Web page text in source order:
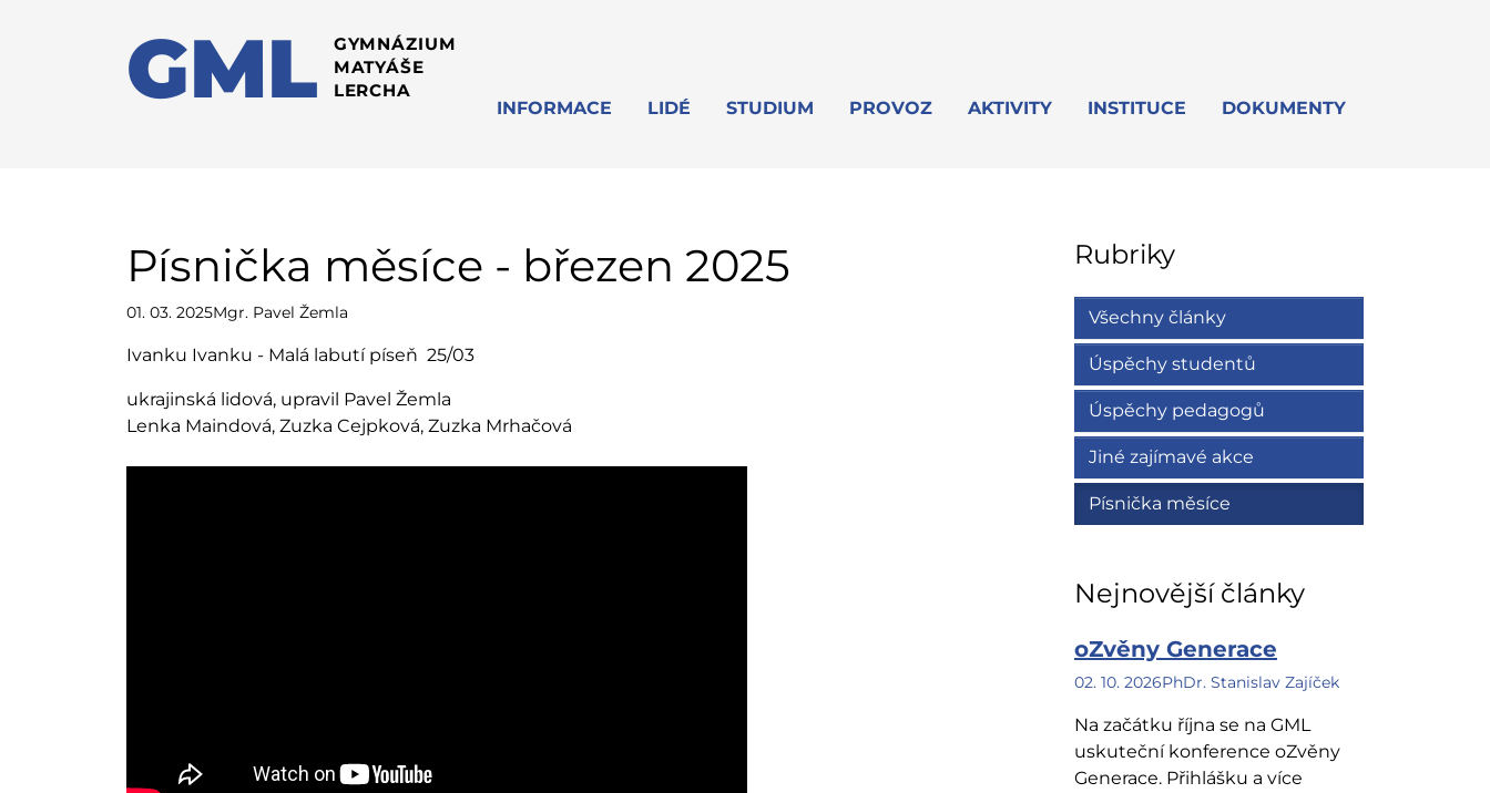
GML GYMNÁZIUM
MATYÁŠE
LERCHA
INFORMACE LIDÉ STUDIUM PROVOZ AKTIVITY INSTITUCE DOKUMENTY
Písnička měsíce - březen 2025
01. 03. 2025Mgr. Pavel Žemla
Ivanku Ivanku - Malá labutí píseň 25/03
ukrajinská lidová, upravil Pavel Žemla
Lenka Maindová, Zuzka Cejpková, Zuzka Mrhačová
Rubriky
Všechny články
Úspěchy studentů
Úspěchy pedagogů
Jiné zajímavé akce
Písnička měsíce
Nejnovější články
oZvěny Generace
02. 10. 2026PhDr. Stanislav Zajíček
Na začátku října se na GML
uskuteční konference oZvěny
Generace. Přihlášku a více